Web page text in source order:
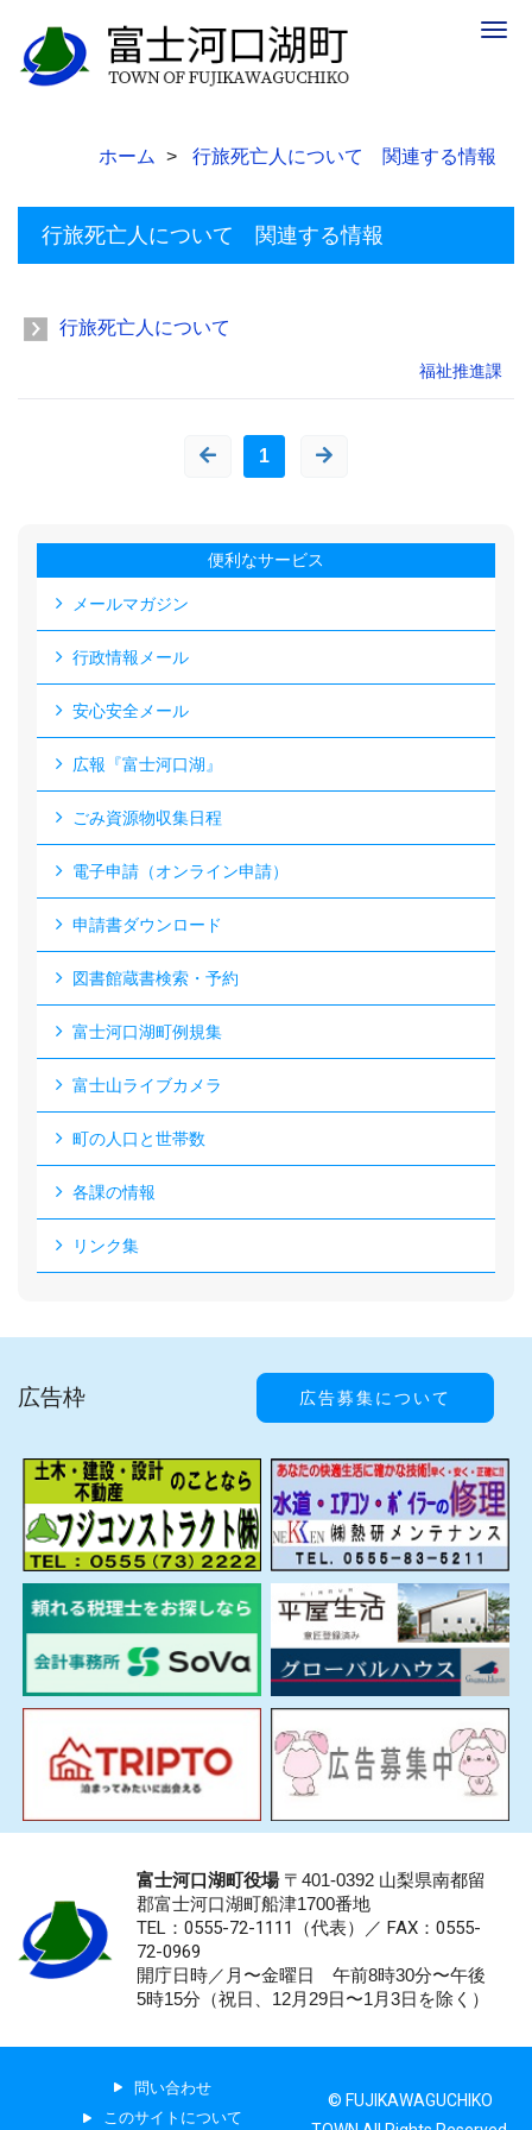
ホーム 行旅死亡人について 関連する情報
行旅死亡人について 関連する情報
行旅死亡人について
福祉推進課
1
便利なサービス
メールマガジン
行政情報メール
安心安全メール
広報『富士河口湖』
ごみ資源物収集日程
電子申請（オンライン申請）
申請書ダウンロード
図書館蔵書検索・予約
富士河口湖町例規集
富士山ライブカメラ
町の人口と世帯数
各課の情報
リンク集
広告枠 広告募集について
富士河口湖町役場〒401-0392 山梨県南都留
郡富士河口湖町船津1700番地
TEL：0555-72-1111 （代表）／ FAX：0555-
72-0969
開庁日時／月〜金曜日 午前8時30分〜午後
5時15分（祝日、12月29日〜1月3日を除く）
問い合わせ
このサイトについて
© FUJIKAWAGUCHIKO